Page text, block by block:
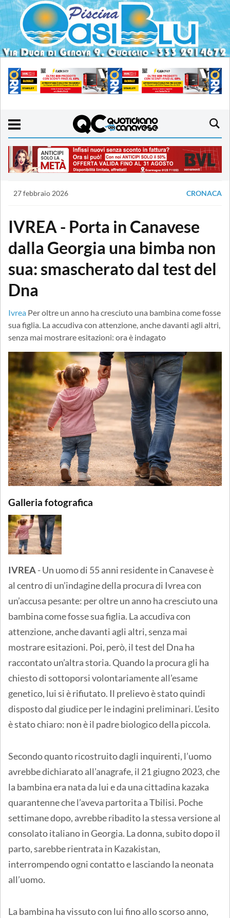
27 febbraio 2026 CRONACA
IVREA - Porta in Canavese
dalla Georgia una bimba non
sua: smascherato dal test del
Dna
Ivrea Per oltre un anno ha cresciuto una bambina come fosse
sua figlia. La accudiva con attenzione, anche davanti agli altri,
senza mai mostrare esitazioni: ora è indagato
Galleria fotografica
IVREA- Un uomo di 55 anni residente in Canavese è
al centro di un’indagine della procura di Ivrea con
un’accusa pesante: per oltre un anno ha cresciuto una
bambina come fosse sua figlia. La accudiva con
attenzione, anche davanti agli altri, senza mai
mostrare esitazioni. Poi, però, il test del Dna ha
raccontato un’altra storia. Quando la procura gli ha
chiesto di sottoporsi volontariamente all’esame
genetico, lui si è rifiutato. Il prelievo è stato quindi
disposto dal giudice per le indagini preliminari. L’esito
è stato chiaro: non è il padre biologico della piccola.
Secondo quanto ricostruito dagli inquirenti, l’uomo
avrebbe dichiarato all’anagrafe, il 21 giugno 2023, che
la bambina era nata da lui e da una cittadina kazaka
quarantenne che l’aveva partorita a Tbilisi. Poche
settimane dopo, avrebbe ribadito la stessa versione al
consolato italiano in Georgia. La donna, subito dopo il
parto, sarebbe rientrata in Kazakistan,
interrompendo ogni contatto e lasciando la neonata
all’uomo.
La bambina ha vissuto con lui fino allo scorso anno,